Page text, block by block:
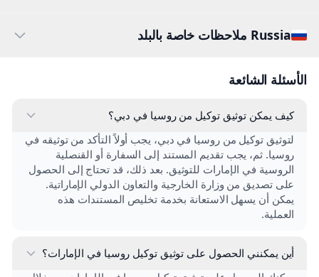
Russia ملاحظات خاصة بالبلد
الأسئلة الشائعة
كيف يمكن توثيق توكيل من روسيا في دبي؟
لتوثيق توكيل من روسيا في دبي، يجب أولاً التأكد من توثيقه في
روسيا. ثم، يجب تقديم المستند إلى السفارة أو القنصلية
الروسية في الإمارات للتوثيق. بعد ذلك، قد تحتاج إلى الحصول
على تصديق من وزارة الخارجية والتعاون الدولي الإماراتية.
يمكن أن يسهل الاستعانة بخدمة تخليص المستندات هذه
العملية.
أين يمكنني الحصول على توثيق توكيل روسيا في الإمارات؟